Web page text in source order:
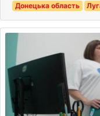
Донецька область